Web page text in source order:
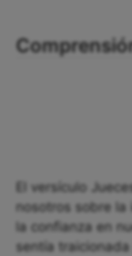
El versículo
nosotros sobre
la confianza en
sentía